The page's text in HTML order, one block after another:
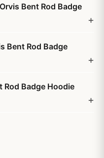
Bent Rod Badge
Bent Rod Badge
Rod Badge Hoodie